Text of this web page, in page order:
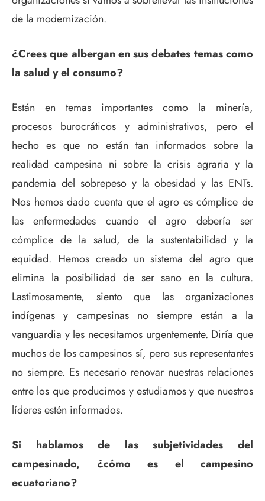
de la modernización.
¿Crees que albergan en sus debates temas como
la salud y el consumo?
Están en temas importantes como la minería,
procesos burocráticos y administrativos, pero el
hecho es que no están tan informados sobre la
realidad campesina ni sobre la crisis agraria y la
pandemia del sobrepeso y la obesidad y las ENTs.
Nos hemos dado cuenta que el agro es cómplice de
las enfermedades cuando el agro debería ser
cómplice de la salud, de la sustentabilidad y la
equidad. Hemos creado un sistema del agro que
elimina la posibilidad de ser sano en la cultura.
Lastimosamente, siento que las organizaciones
indígenas y campesinas no siempre están a la
vanguardia y les necesitamos urgentemente. Diría que
muchos de los campesinos sí, pero sus representantes
no siempre. Es necesario renovar nuestras relaciones
entre los que producimos y estudiamos y que nuestros
líderes estén informados.
Si hablamos de las subjetividades del
campesinado, ¿cómo es el campesino
ecuatoriano?